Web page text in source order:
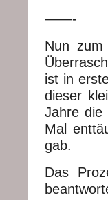
——-
Nun
ist in
dieser
Jahre die
Mal
gab.
Das